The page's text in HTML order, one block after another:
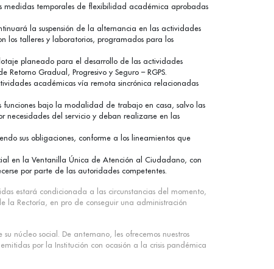
medidas temporales de flexibilidad académica aprobadas
la suspensión de la alternancia en las actividades
los talleres y laboratorios, programados para los
planeado para el desarrollo de las actividades
Retorno Gradual, Progresivo y Seguro – RGPS.
académicas vía remota sincrónica relacionadas
funciones bajo la modalidad de trabajo en casa, salvo las
necesidades del servicio y deban realizarse en las
sus obligaciones, conforme a los lineamientos que
en la Ventanilla Única de Atención al Ciudadano, con
por parte de las autoridades competentes.
estará condicionada a las circunstancias del momento,
la Rectoría, en pro de conseguir una administración
núcleo social. De antemano, les ofrecemos nuestros
por la Institución con ocasión a la crisis pandémica